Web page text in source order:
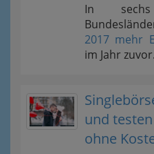
In sechs
2017 mehr
im Jahr zuvor.
und
ohne